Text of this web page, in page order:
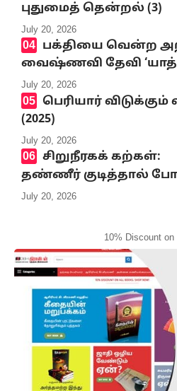
புதுமைத் தென்றல் (3)
July 20, 2026
பக்தியை வென்ற
வைஷ்ணவி தேவி
July 20, 2026
பெரியார் விடுக்கும்
(2025)
July 20, 2026
சிறுநீரகக் கற்கள்:
தண்ணீர் குடித்தால்
July 20, 2026
10% Discount on